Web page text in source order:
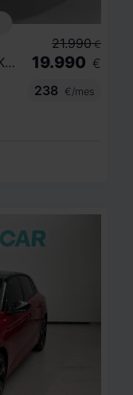
SPORTBACK S LINE 30 TFSI 85KW (116CV)
21.990 €
19.990 €
238
€/mes